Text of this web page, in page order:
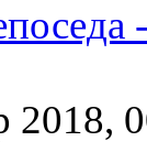
2018,